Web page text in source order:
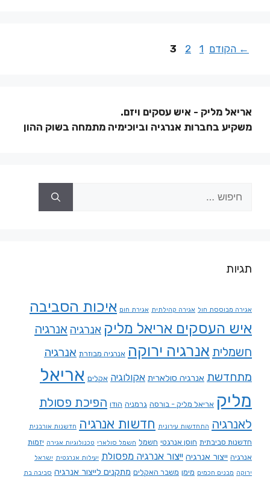
← הקודם 1
2
3
אריאל מליק - איש עסקים ויזם.
משקיע בחברות אנרגיה וביוכימיה מתמחה בשוק ההון
תגיות
אגירה מבוססת חול אגירה קהילתית אגירת חום איכות הסביבה
איש העסקים אריאל מליק אנרגיה אנרגיה
חשמלית אנרגיה ירוקה אנרגיה מבוזרת אנרגיה
מתחדשת אנרגיה סולארית אקולוגיה אקלים אריאל
מליק אריאל מליק - בורסה גרמניה הודו הפיכת פסולת
לאנרגיה התחדשות עירונית חדשות אנרגיה חדשנות אורבנית
חדשנות סביבתית חוסן אנרגטי חשמל חשמל סולארי טכנולוגיות אגירה יזמות
אנרגיה ייצור אנרגיה ייצור אנרגיה מפסולת יעילות אנרגטית ישראל
ירוקה מבנים חכמים מימן משבר האקלים מתקנים לייצור אנרגיה סביבה בת